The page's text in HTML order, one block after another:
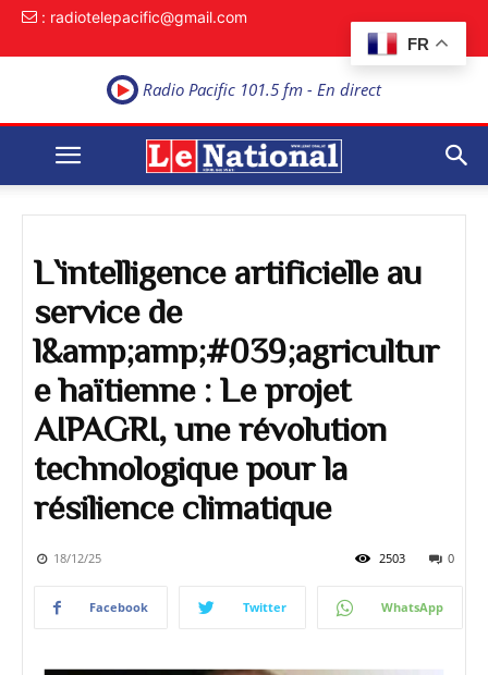
FR
: radiotelepacific@gmail.com
Radio Pacific 101.5 fm - En direct
L`intelligence artificielle au
service de
l&amp;amp;#039;agricultur
e haïtienne : Le projet
AIPAGRI, une révolution
technologique pour la
résilience climatique
18/12/25 0
2503
Facebook Twitter WhatsApp